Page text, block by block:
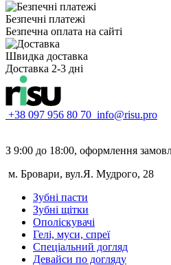
Безпечні платежі
Безпечна оплата на сайті
Швидка доставка
Доставка 2-3 дні
+38 097 956 80 70 info@risu.pro
З 9:00 до 18:00, оформлення
м. Бровари, вул.Я. Мудрого, 28
Зубні пасти
Зубні щітки
Ополіскувачі
Гелі, муси, спреї
Спеціальний догляд
Девайси по догляду